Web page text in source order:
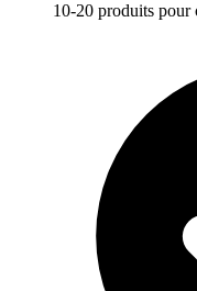
10-20 produits pour